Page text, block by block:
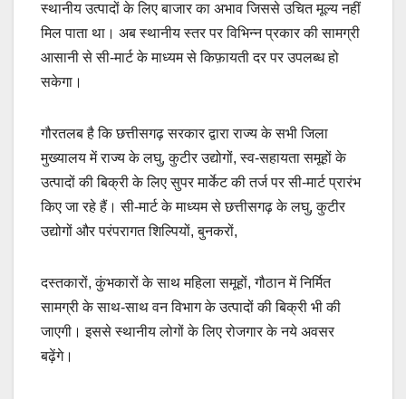
स्थानीय उत्पादों के लिए बाजार का अभाव जिससे उचित मूल्य नहीं
मिल पाता था। अब स्थानीय स्तर पर विभिन्न प्रकार की सामग्री
आसानी से सी-मार्ट के माध्यम से किफ़ायती दर पर उपलब्ध हो
सकेगा।
गौरतलब है कि छत्तीसगढ़ सरकार द्वारा राज्य के सभी जिला
मुख्यालय में राज्य के लघु, कुटीर उद्योगों, स्व-सहायता समूहों के
उत्पादों की बिक्री के लिए सुपर मार्केट की तर्ज पर सी-मार्ट प्रारंभ
किए जा रहे हैं। सी-मार्ट के माध्यम से छत्तीसगढ़ के लघु, कुटीर
उद्योगों और परंपरागत शिल्पियों, बुनकरों,
दस्तकारों, कुंभकारों के साथ महिला समूहों, गौठान में निर्मित
सामग्री के साथ-साथ वन विभाग के उत्पादों की बिक्री भी की
जाएगी। इससे स्थानीय लोगों के लिए रोजगार के नये अवसर
बढ़ेंगे।